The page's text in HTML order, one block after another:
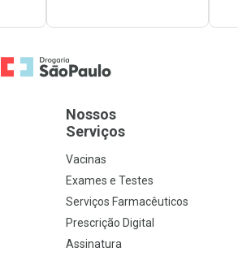
Ir para a Home
Nossos
Serviços
Vacinas
Exames e Testes
Serviços Farmacêuticos
Prescrição Digital
Assinatura